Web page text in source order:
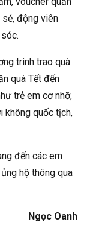
động viên
trình trao quà
quà Tết đến
trẻ em cơ nhỡ,
không quốc tịch,
đến các em
hộ thông qua
Ngọc Oanh